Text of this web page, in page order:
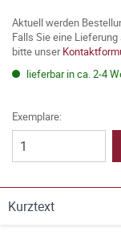
Aktuell werden
Falls Sie eine
bitte unser
lieferbar in ca. 2-4
Exemplare:
Kurztext